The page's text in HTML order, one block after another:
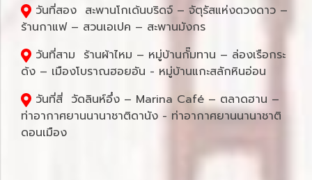
วันที่สอง สะพานโกเด้นบริดจ์ – จัตุรัสแห่งดวงดาว –
ร้านกาแฟ – สวนเอเปค – สะพานมังกร
วันที่สาม ร้านผ้าไหม – หมู่บ้านกั๊มทาน – ล่องเรือกระ
ด้ง – เมืองโบราณฮอยอัน - หมู่บ้านแกะสลักหินอ่อน
วันที่สี่ วัดลินห์อึ๋ง – Marina Café – ตลาดฮาน –
ท่าอากาศยานนานาชาติดานัง - ท่าอากาศยานนานาชาติ
ดอนเมือง